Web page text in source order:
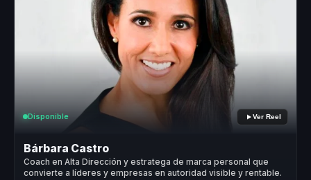
Disponible Ver Reel
Bárbara Castro
Coach en Alta Dirección y estratega de marca personal que
convierte a líderes y empresas en autoridad visible y rentable.